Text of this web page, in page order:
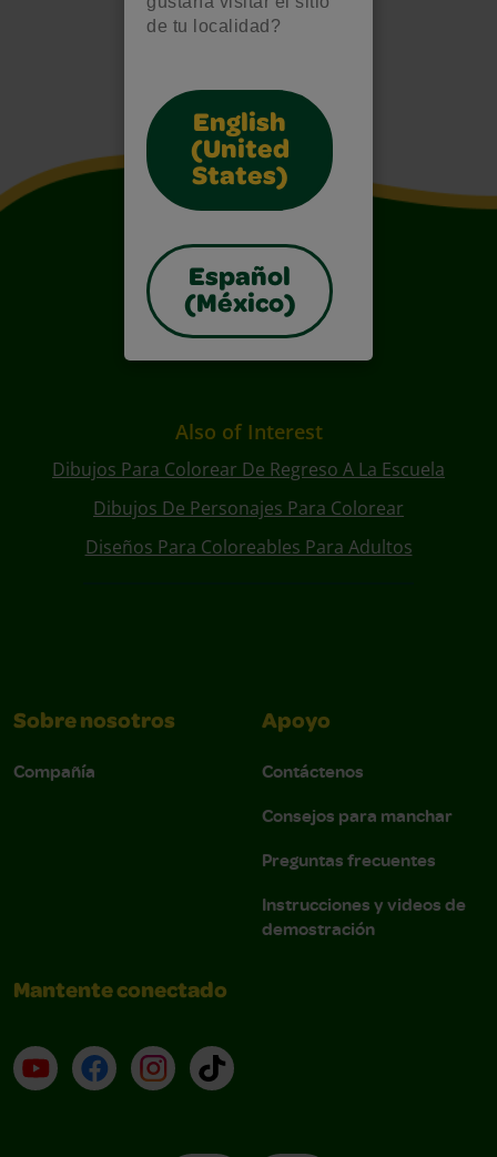
de tu localidad?
English
(United
States)
Español
(México)
Also of Interest
Dibujos Para Colorear De Regreso A La Escuela
Dibujos De Personajes Para Colorear
Diseños Para Coloreables Para Adultos
Sobre nosotros
Compañía
Apoyo
Contáctenos
Consejos para manchar
Preguntas frecuentes
Instrucciones y videos de
demostración
Mantente conectado
YouTube (en inglés)
Facebook (en inglés)
Instagram (en inglés)
TikTok